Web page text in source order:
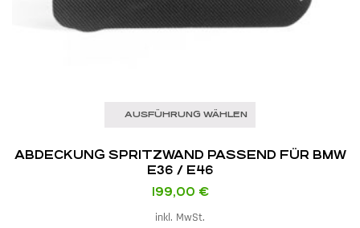
AUSFÜHRUNG WÄHLEN
ABDECKUNG SPRITZWAND PASSEND FÜR BMW
E36 / E46
199,00 €
inkl. MwSt.